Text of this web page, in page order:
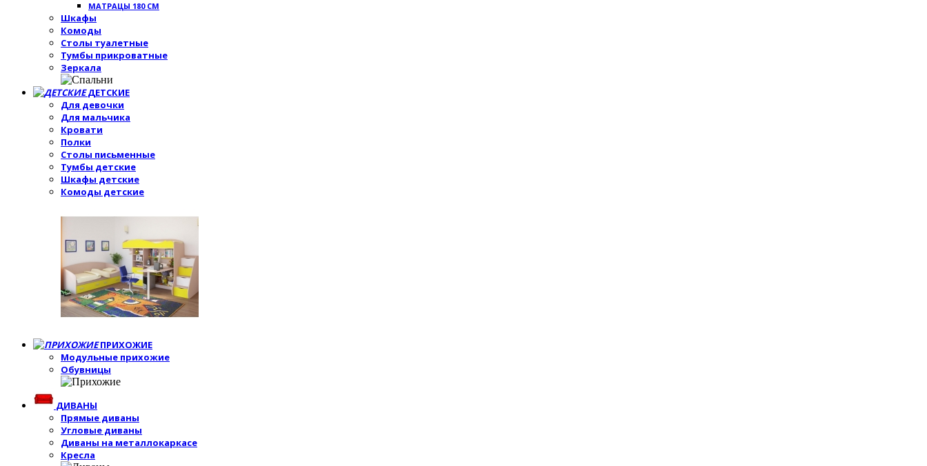
МАТРАЦЫ 180 СМ
Шкафы
Комоды
Столы туалетные
Тумбы прикроватные
Зеркала
ДЕТСКИЕ
Для девочки
Для мальчика
Кровати
Полки
Столы письменные
Тумбы детские
Шкафы детские
Комоды детские
ПРИХОЖИЕ
Модульные прихожие
Обувницы
ДИВАНЫ
Прямые диваны
Угловые диваны
Диваны на металлокаркасе
Кресла